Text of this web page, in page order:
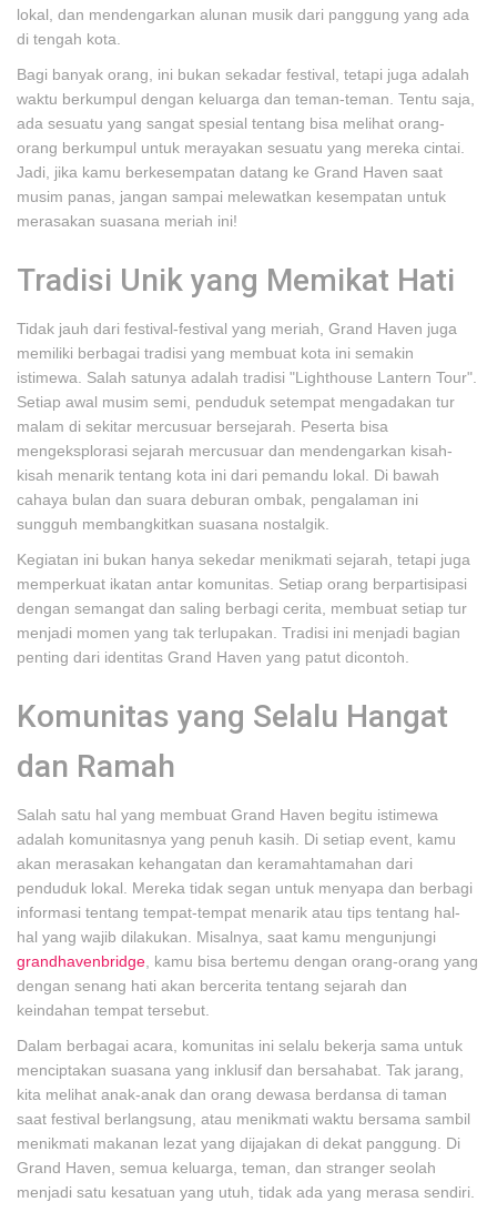
lokal, dan mendengarkan alunan musik dari panggung yang ada
di tengah kota.
Bagi banyak orang, ini bukan sekadar festival, tetapi juga adalah
waktu berkumpul dengan keluarga dan teman-teman. Tentu saja,
ada sesuatu yang sangat spesial tentang bisa melihat orang-
orang berkumpul untuk merayakan sesuatu yang mereka cintai.
Jadi, jika kamu berkesempatan datang ke Grand Haven saat
musim panas, jangan sampai melewatkan kesempatan untuk
merasakan suasana meriah ini!
Tradisi Unik yang Memikat Hati
Tidak jauh dari festival-festival yang meriah, Grand Haven juga
memiliki berbagai tradisi yang membuat kota ini semakin
istimewa. Salah satunya adalah tradisi "Lighthouse Lantern Tour".
Setiap awal musim semi, penduduk setempat mengadakan tur
malam di sekitar mercusuar bersejarah. Peserta bisa
mengeksplorasi sejarah mercusuar dan mendengarkan kisah-
kisah menarik tentang kota ini dari pemandu lokal. Di bawah
cahaya bulan dan suara deburan ombak, pengalaman ini
sungguh membangkitkan suasana nostalgik.
Kegiatan ini bukan hanya sekedar menikmati sejarah, tetapi juga
memperkuat ikatan antar komunitas. Setiap orang berpartisipasi
dengan semangat dan saling berbagi cerita, membuat setiap tur
menjadi momen yang tak terlupakan. Tradisi ini menjadi bagian
penting dari identitas Grand Haven yang patut dicontoh.
Komunitas yang Selalu Hangat
dan Ramah
Salah satu hal yang membuat Grand Haven begitu istimewa
adalah komunitasnya yang penuh kasih. Di setiap event, kamu
akan merasakan kehangatan dan keramahtamahan dari
penduduk lokal. Mereka tidak segan untuk menyapa dan berbagi
informasi tentang tempat-tempat menarik atau tips tentang hal-
hal yang wajib dilakukan. Misalnya, saat kamu mengunjungi
grandhavenbridge , kamu bisa bertemu dengan orang-orang yang
dengan senang hati akan bercerita tentang sejarah dan
keindahan tempat tersebut.
Dalam berbagai acara, komunitas ini selalu bekerja sama untuk
menciptakan suasana yang inklusif dan bersahabat. Tak jarang,
kita melihat anak-anak dan orang dewasa berdansa di taman
saat festival berlangsung, atau menikmati waktu bersama sambil
menikmati makanan lezat yang dijajakan di dekat panggung. Di
Grand Haven, semua keluarga, teman, dan stranger seolah
menjadi satu kesatuan yang utuh, tidak ada yang merasa sendiri.